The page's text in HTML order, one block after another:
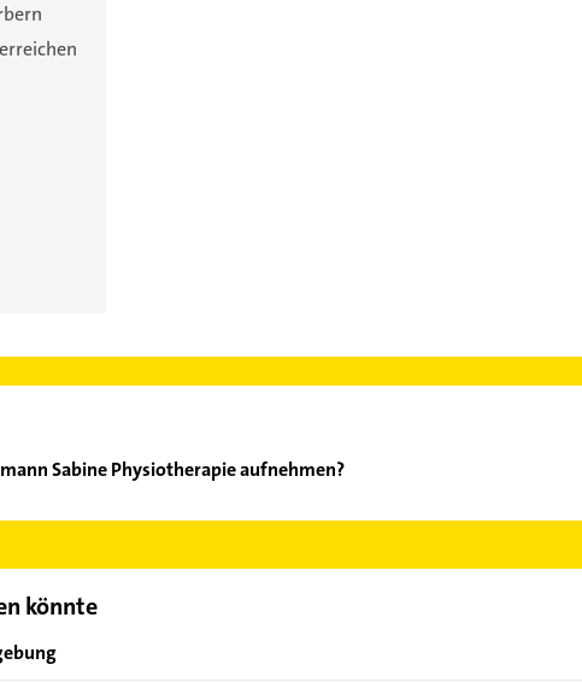
Sabine Physiotherapie aufnehmen?
könnte